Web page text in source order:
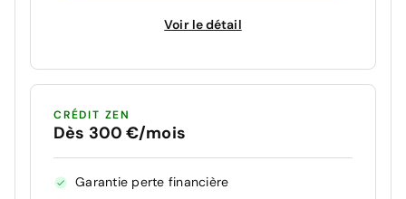
Voir le détail
CRÉDIT ZEN
Dès 300 €/mois
Garantie perte financière